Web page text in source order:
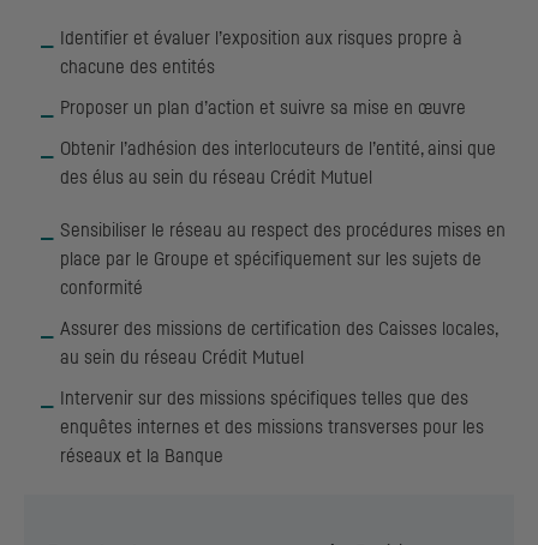
Identifier et évaluer l’exposition aux risques propre à
chacune des entités
Proposer un plan d’action et suivre sa mise en œuvre
Obtenir l’adhésion des interlocuteurs de l’entité, ainsi que
des élus au sein du réseau Crédit Mutuel
Sensibiliser le réseau au respect des procédures mises en
place par le Groupe et spécifiquement sur les sujets de
conformité
Assurer des missions de certification des Caisses locales,
au sein du réseau Crédit Mutuel
Intervenir sur des missions spécifiques telles que des
enquêtes internes et des missions transverses pour les
réseaux et la Banque